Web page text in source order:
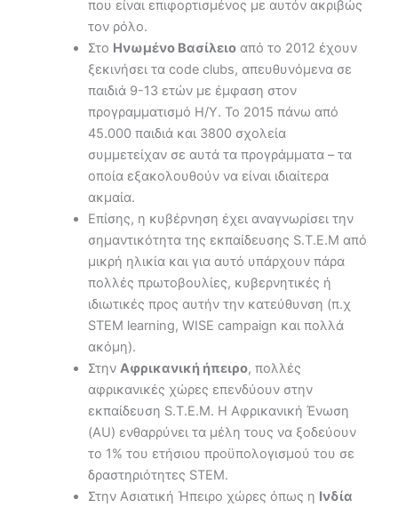
που είναι επιφορτισμένος με αυτόν ακριβώς
τον ρόλο.
Στο Ηνωμένο Βασίλειοαπό το 2012 έχουν
ξεκινήσει τα code clubs, απευθυνόμενα σε
παιδιά 9-13 ετών με έμφαση στον
προγραμματισμό Η/Υ. Το 2015 πάνω από
45.000 παιδιά και 3800 σχολεία
συμμετείχαν σε αυτά τα προγράμματα – τα
οποία εξακολουθούν να είναι ιδιαίτερα
ακμαία.
Επίσης, η κυβέρνηση έχει αναγνωρίσει την
σημαντικότητα της εκπαίδευσης S.T.E.M από
μικρή ηλικία και για αυτό υπάρχουν πάρα
πολλές πρωτοβουλίες, κυβερνητικές ή
ιδιωτικές προς αυτήν την κατεύθυνση (π.χ
STEM learning, WISE campaign και πολλά
ακόμη).
Στην Αφρικανική ήπειρο, πολλές
αφρικανικές χώρες επενδύουν στην
εκπαίδευση S.T.E.M. H Αφρικανική Ένωση
(AU) ενθαρρύνει τα μέλη τους να ξοδεύουν
το 1% του ετήσιου προϋπολογισμού του σε
δραστηριότητες STEM.
Στην Ασιατική Ήπειρο χώρες όπως η Ινδία